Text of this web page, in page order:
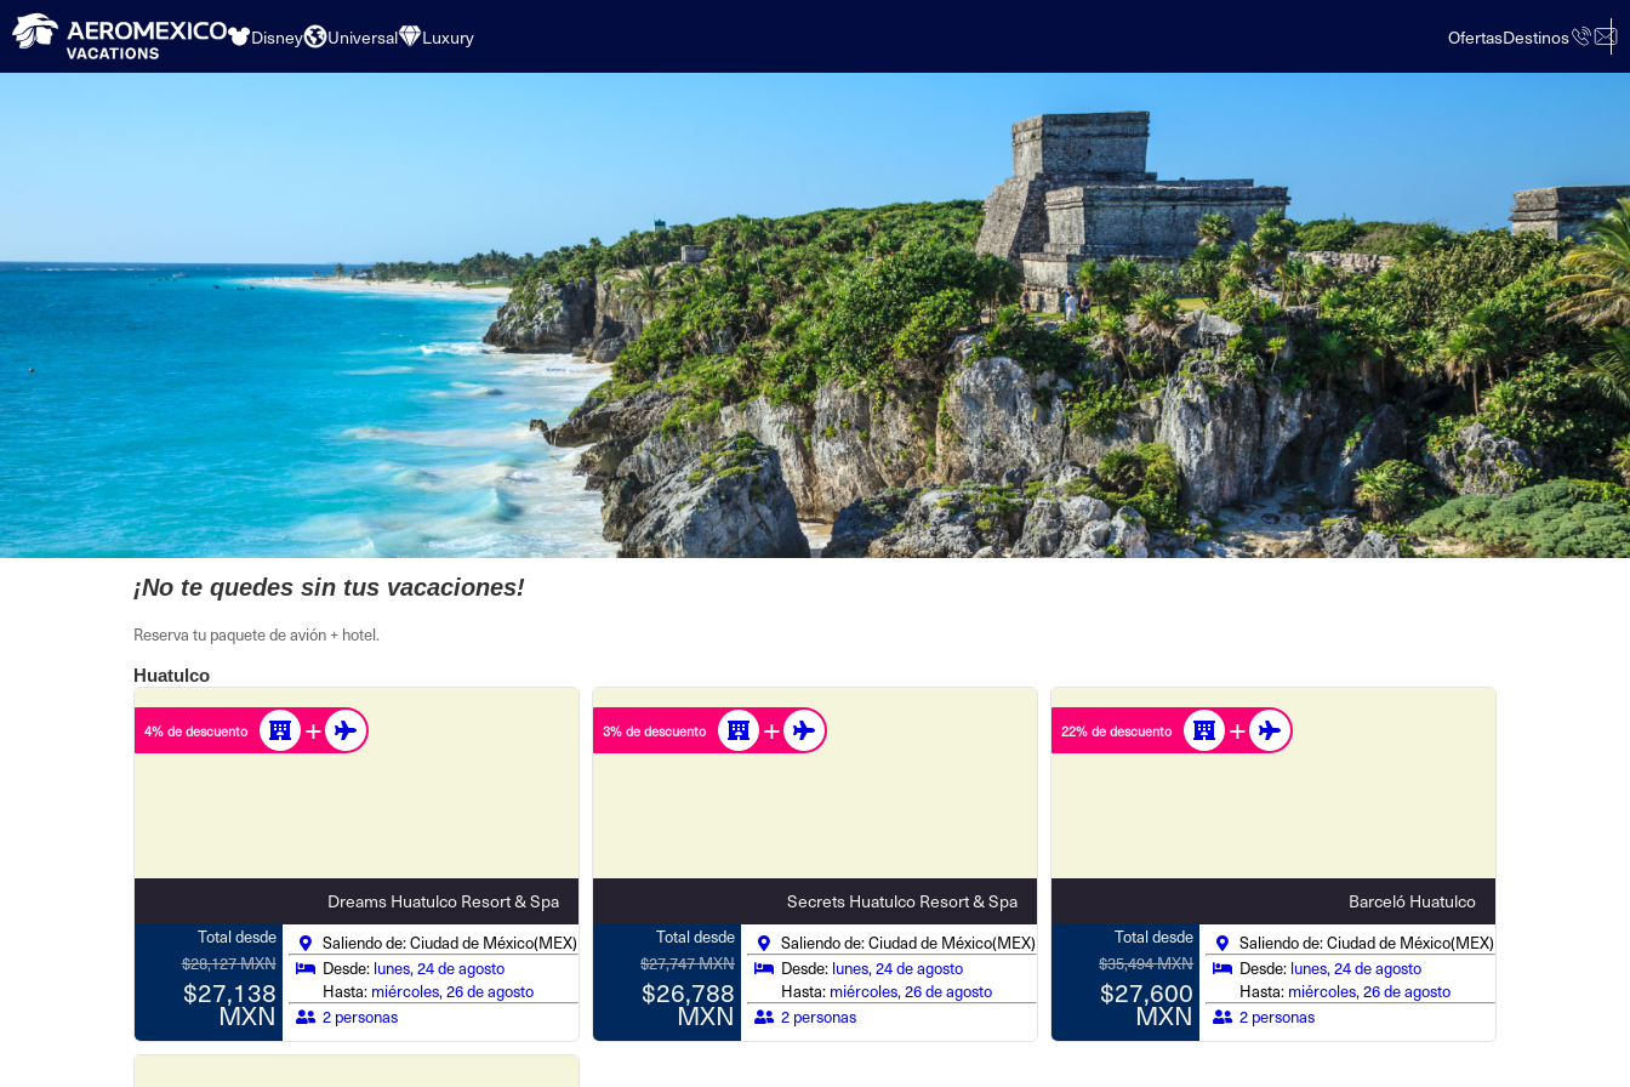
Disney Universal Luxury OfertasDestinos
¡No te quedes sin tus vacaciones!
Reserva tu paquete de avión + hotel.
Huatulco
4% de descuento
Dreams Huatulco Resort & Spa
Total desde
$28,127 MXN
$27,138
MXN
Saliendo de: Ciudad de México(MEX)
Desde: lunes, 24 de agosto
Hasta: miércoles, 26 de agosto
2 personas
3% de descuento
Secrets Huatulco Resort & Spa
Total desde
$27,747 MXN
$26,788
MXN
Saliendo de: Ciudad de México(MEX)
Desde: lunes, 24 de agosto
Hasta: miércoles, 26 de agosto
2 personas
22% de descuento
Barceló Huatulco
Total desde
$35,494 MXN
$27,600
MXN
Saliendo de: Ciudad de México(MEX)
Desde: lunes, 24 de agosto
Hasta: miércoles, 26 de agosto
2 personas